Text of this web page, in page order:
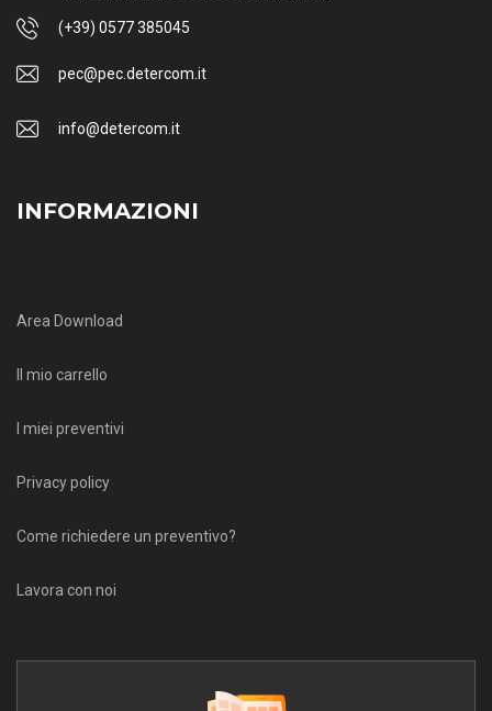
(+39) 0577 385045
pec@pec.detercom.it
info@detercom.it
INFORMAZIONI
Area Download
Il mio carrello
I miei preventivi
Privacy policy
Come richiedere un preventivo?
Lavora con noi